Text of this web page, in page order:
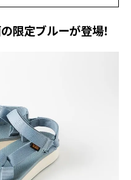
限定ブルーが登場！